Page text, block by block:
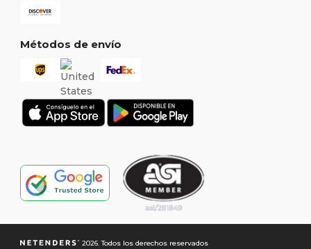
Métodos de envío
2026. Todos los derechos reservados